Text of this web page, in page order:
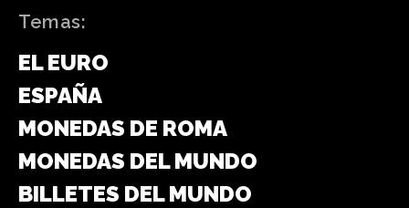
Temas:
EL EURO
ESPAÑA
MONEDAS DE ROMA
MONEDAS DEL MUNDO
BILLETES DEL MUNDO